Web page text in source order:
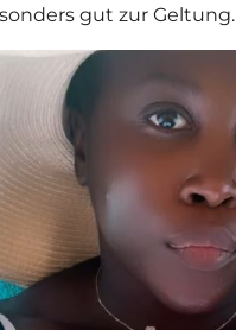
gut zur Geltung.